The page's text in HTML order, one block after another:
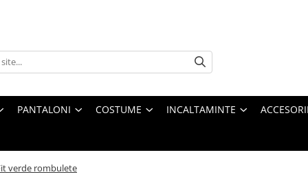
PANTALONI COSTUME INCALTAMINTE
verde rombulete